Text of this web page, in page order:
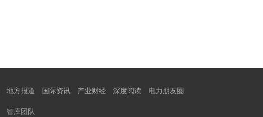
地方报道 国际资讯 产业财经 深度阅读 电力朋友圈
智库团队